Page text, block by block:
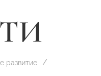
развитие